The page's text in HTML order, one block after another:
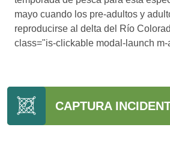
mayo cuando los pre-adultos y
reproducirse al delta del Río
class="is-clickable modal-launch
CAPTURA